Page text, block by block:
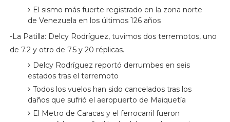
El sismo más fuerte registrado en la zona norte
de Venezuela en los últimos 126 años
-La Patilla: Delcy Rodríguez, tuvimos dos terremotos, uno
de 7.2 y otro de 7.5 y 20 réplicas.
Delcy Rodríguez reportó derrumbes en seis
estados tras el terremoto
Todos los vuelos han sido cancelados tras los
daños que sufrió el aeropuerto de Maiquetía
El Metro de Caracas y el ferrocarril fueron